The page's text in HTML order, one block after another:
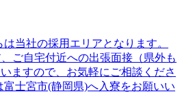
当社の採用エリアとなります。
ご自宅付近への出張面接（県外も
ますので、お気軽にご相談くださ
士宮市(静岡県)へ入寮をお願いい